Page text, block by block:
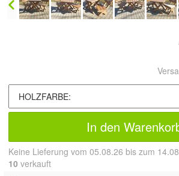
In den
Keine Lieferung vom 05.08.26 bis zum
10 verkauft